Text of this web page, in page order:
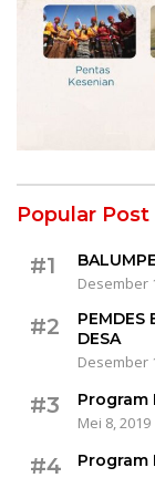
Popular Post
#1
Desember
#2
PEMDES
DESA
Desember
#3
Program
Mei 8, 2019
#4
Program